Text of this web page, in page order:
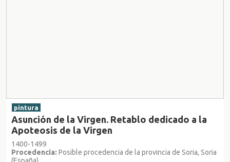
pintura
Asunción de la Virgen. Retablo dedicado a la
Apoteosis de la Virgen
1400-1499
Procedencia: Posible procedencia de la provincia de Soria, Soria
(España)